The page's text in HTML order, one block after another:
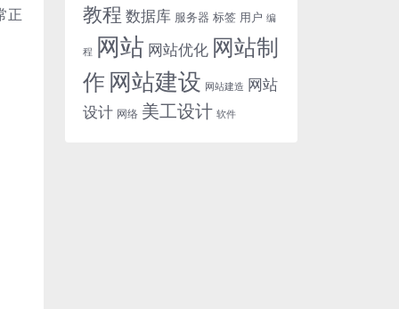
正 教程 数据库 服务器 标签 用户 编
程 网站 网站优化 网站制
作 网站建设 网站建造 网站
设计 网络 美工设计 软件